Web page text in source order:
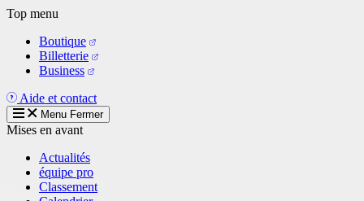
Aller
contenu
principal
Top menu
Boutique
Billetterie
Business
Aide et contact
Menu Fermer
Mises en avant
Actualités
équipe pro
Classement